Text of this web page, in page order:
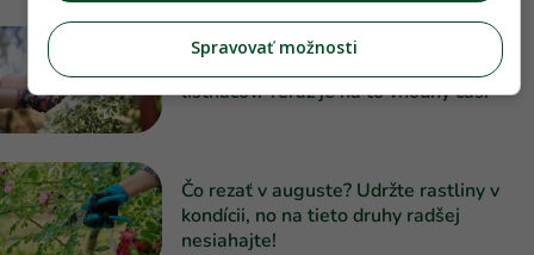
Pustite sa do množenia vždyzelených
listnáčov. Teraz je na to vhodný čas!
Čo rezať v auguste? Udržte rastliny v
kondícii, no na tieto druhy radšej
nesiahajte!
Spravovať možnosti